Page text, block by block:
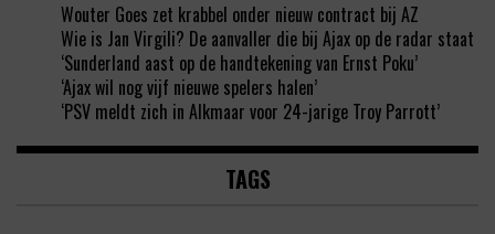
Wouter Goes zet krabbel onder nieuw contract bij AZ
Wie is Jan Virgili? De aanvaller die bij Ajax op de radar staat
‘Sunderland aast op de handtekening van Ernst Poku’
‘Ajax wil nog vijf nieuwe spelers halen’
‘PSV meldt zich in Alkmaar voor 24-jarige Troy Parrott’
TAGS